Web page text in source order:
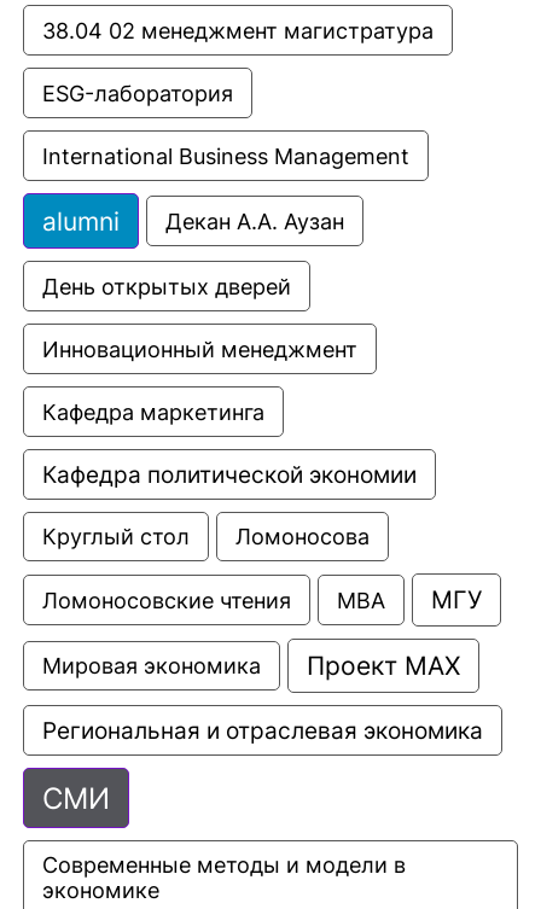
38.04 02 менеджмент магистратура
ESG-лаборатория
International Business Management
alumni Декан А.А. Аузан
День открытых дверей
Инновационный менеджмент
Кафедра маркетинга
Кафедра политической экономии
Круглый стол Ломоносова
Ломоносовские чтения МВА МГУ
Мировая экономика Проект МАХ
Региональная и отраслевая экономика
СМИ
Современные методы и модели в
экономике